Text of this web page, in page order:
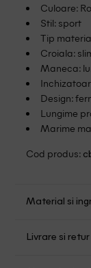
Culoare:
Stil: sport
Tip
Croiala:
Maneca:
Design:
Lungime
Marime
Cod produs:
Material si
Livrare si retur